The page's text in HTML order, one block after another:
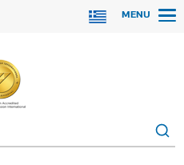
MENU